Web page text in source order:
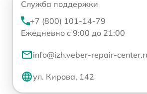
Служба поддержки
+7 (800) 101-14-79
Ежедневно с 9:00 до 21:00
info@izh.veber-repair-
ул. Кирова, 142